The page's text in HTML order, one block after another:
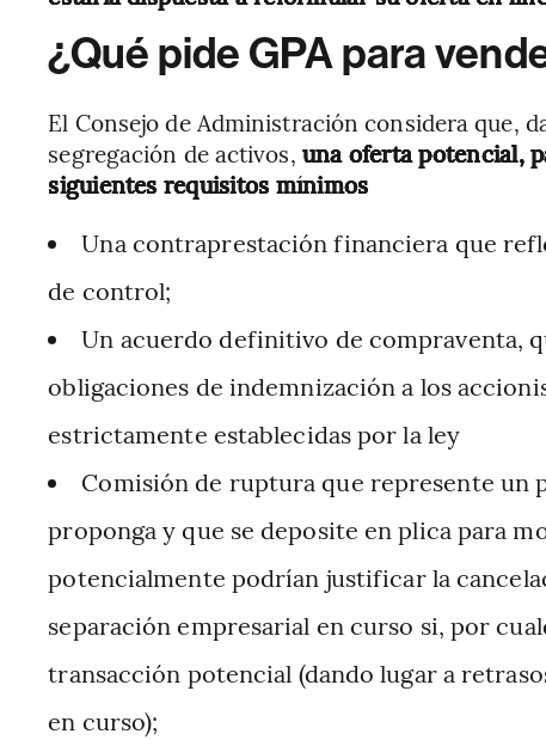
¿Qué pide GPA para
El Consejo de Administración considera que,
segregación de activos, una oferta potencial,
siguientes requisitos mínimos
Una contraprestación financiera que
de control;
Un acuerdo definitivo de compraventa,
obligaciones de indemnización a los
estrictamente establecidas por la ley
Comisión de ruptura que represente un
proponga y que se deposite en plica para
potencialmente podrían justificar la
separación empresarial en curso si, por
transacción potencial (dando lugar a
en curso);